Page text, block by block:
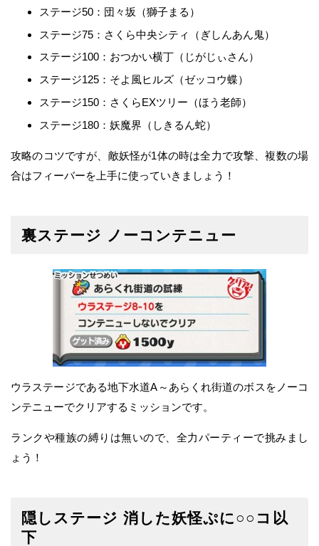
ステージ50：団々坂（獅子まる）
ステージ75：さくら中央シティ（ぎしんあん鬼）
ステージ100：おつかい横丁（じがじぃさん）
ステージ125：そよ風ヒルズ（ゼッコウ蝶）
ステージ150：さくらEXツリー（ほう老師）
ステージ180：妖魔界（しきるん蛇）
攻略のコツですが、敵妖怪が1体の時は全力で攻撃、複数の場
合はフィーバーを上手に使っていきましょう！
裏ステージ ノーコンテニュー
ウラステージである地下水道A～あらくれ街道のボスをノーコ
ンテニューでクリアするミッションです。
ランクや種族の縛りは無いので、全力パーティーで挑みまし
ょう！
隠しステージ 消した妖怪ぷに○○コ以
下